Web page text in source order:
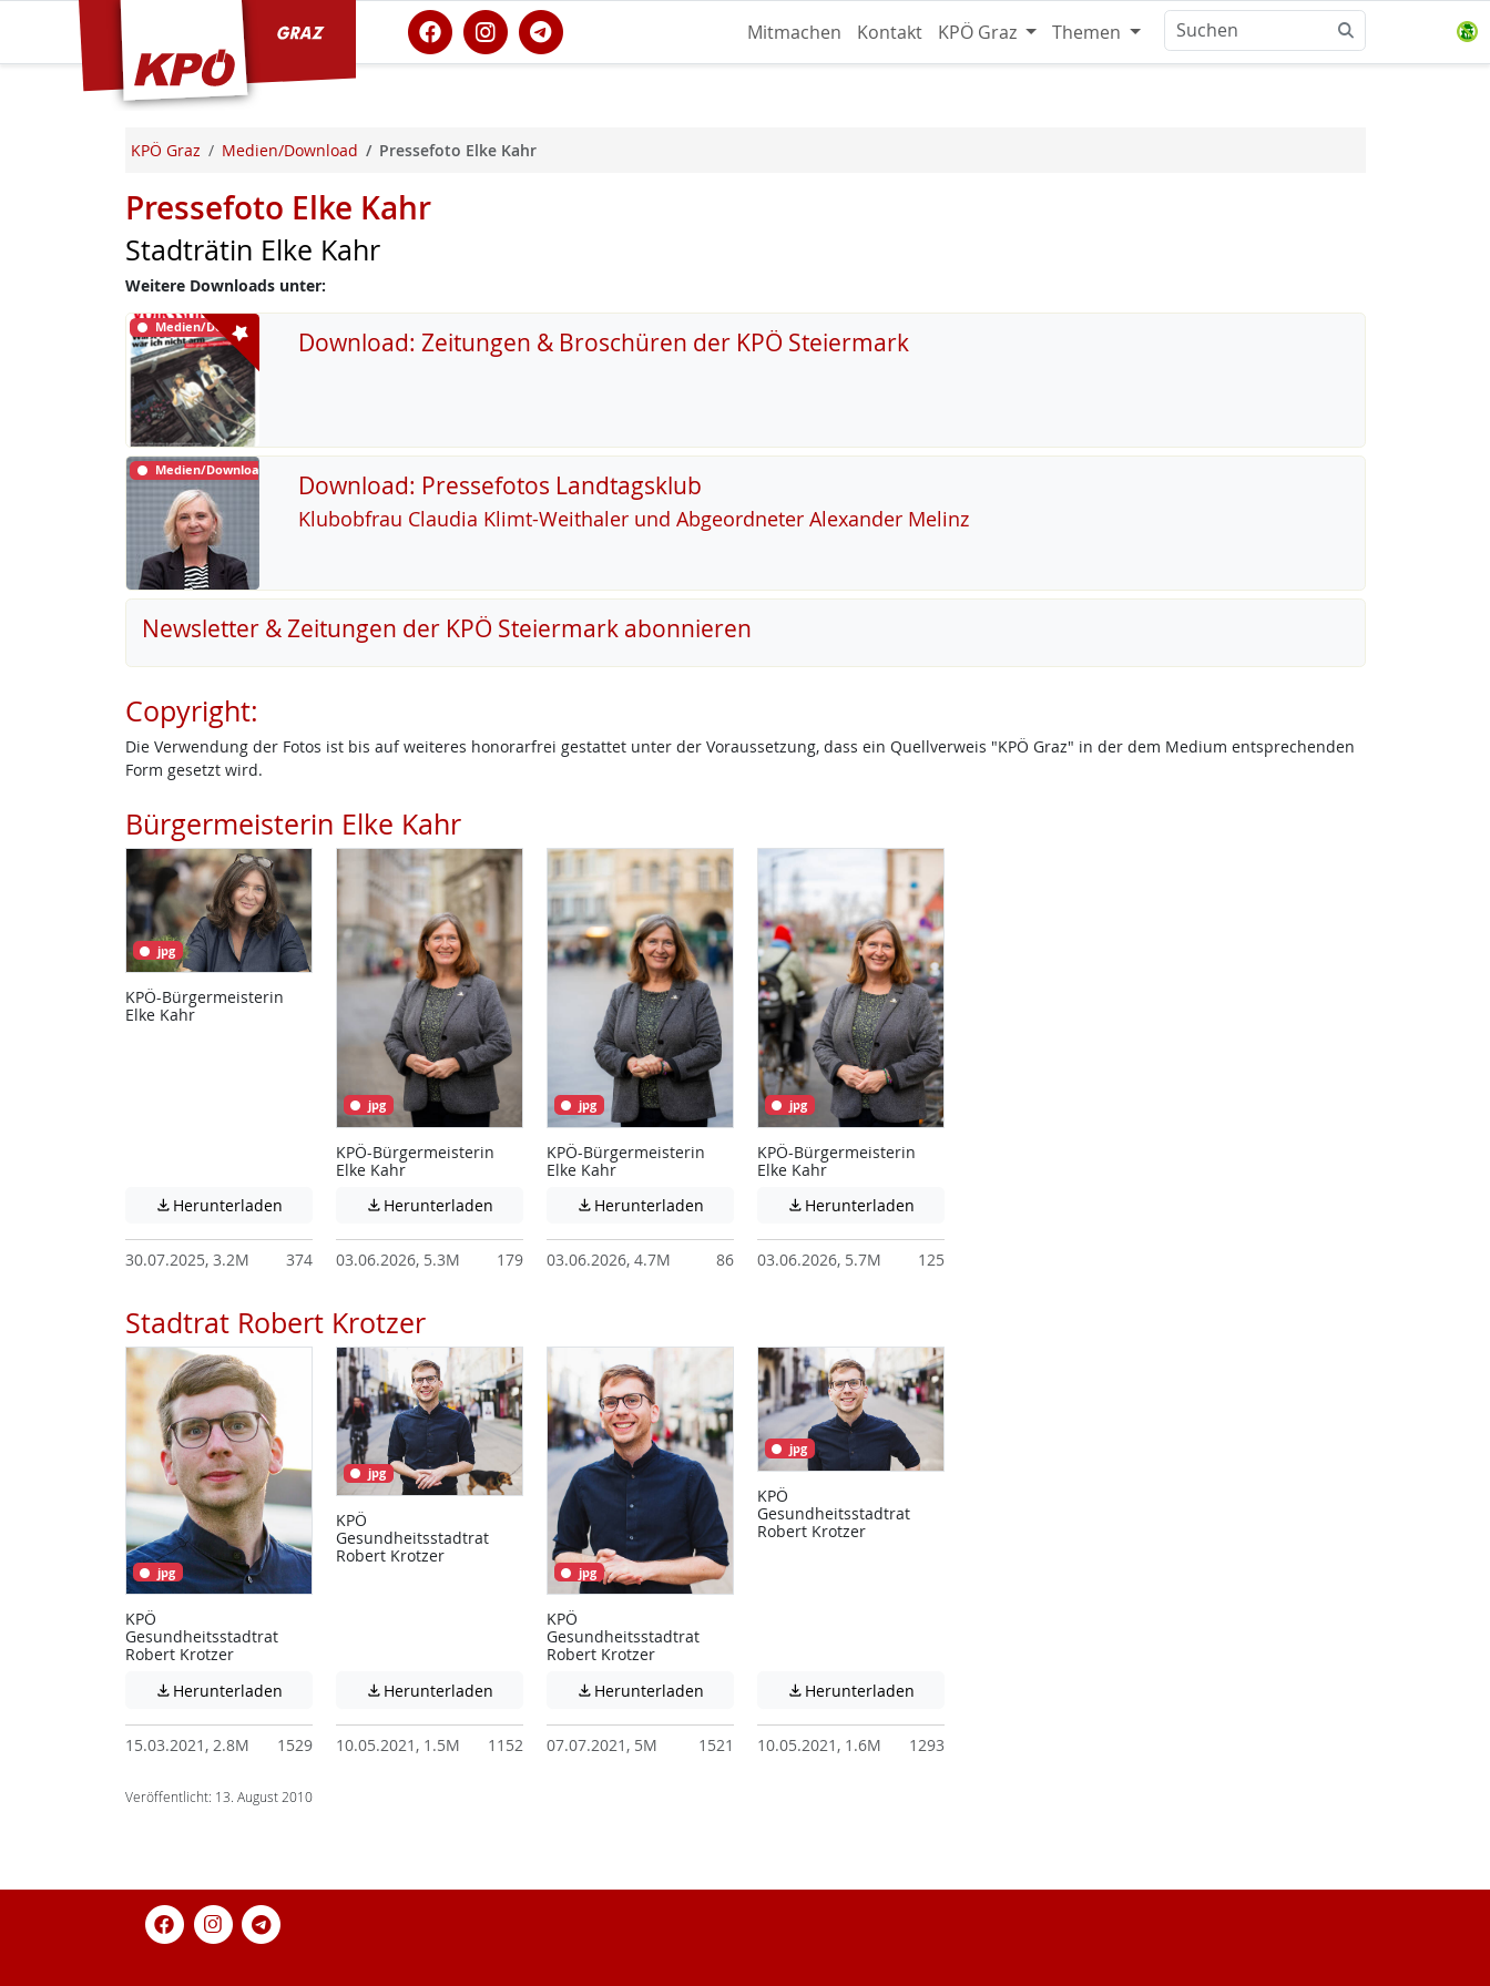
Mitmachen Kontakt KPÖ Graz Themen
KPÖ Graz Medien/Download Pressefoto Elke Kahr
Pressefoto Elke Kahr
Stadträtin Elke Kahr
Weitere Downloads unter:
Medien/Download Download: Zeitungen & Broschüren der KPÖ Steiermark
Medien/Download Download: Pressefotos Landtagsklub
Klu­b­ob­frau Clau­dia Klimt-Weitha­ler und Ab­ge­ord­ne­ter Alex­an­der Me­linz
Newsletter & Zeitungen der KPÖ Steiermark abonnieren
Copyright:
Die Verwendung der Fotos ist bis auf weiteres honorarfrei gestattet unter der Voraussetzung, dass ein Quellverweis "KPÖ Graz" in der dem Medium entsprechenden
Form gesetzt wird.
Bürgermeisterin Elke Kahr
jpg
KPÖ-Bürgermeisterin
Elke Kahr
 Herunterladen Achtung: Diese Datei enthält unter Umständen nicht barrierefreie Inhalte!
30.07.2025, 3.2M 374
jpg
KPÖ-Bürgermeisterin
Elke Kahr
 Herunterladen Achtung: Diese Datei enthält unter Umständen nicht barrierefreie Inhalte!
03.06.2026, 5.3M 179
jpg
KPÖ-Bürgermeisterin
Elke Kahr
 Herunterladen Achtung: Diese Datei enthält unter Umständen nicht barrierefreie Inhalte!
03.06.2026, 4.7M 86
jpg
KPÖ-Bürgermeisterin
Elke Kahr
 Herunterladen
03.06.2026, 5.7M 125
Stadtrat Robert Krotzer
jpg
KPÖ
Gesundheitsstadtrat
Robert Krotzer
 Herunterladen Achtung: Diese Datei enthält unter Umständen nicht barrierefreie Inhalte!
15.03.2021, 2.8M 1529
jpg
KPÖ
Gesundheitsstadtrat
Robert Krotzer
 Herunterladen Achtung: Diese Datei enthält unter Umständen nicht barrierefreie Inhalte!
10.05.2021, 1.5M 1152
jpg
KPÖ
Gesundheitsstadtrat
Robert Krotzer
 Herunterladen Achtung: Diese Datei enthält unter Umständen nicht barrierefreie Inhalte!
07.07.2021, 5M 1521
jpg
KPÖ
Gesundheitsstadtrat
Robert Krotzer
 Herunterladen
10.05.2021, 1.6M 1293
Veröffentlicht: 13. August 2010